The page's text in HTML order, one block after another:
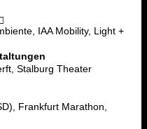
IAA Mobility, Light +
Stalburg Theater
Frankfurt Marathon,